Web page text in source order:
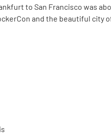
to San Francisco was
and the beautiful city